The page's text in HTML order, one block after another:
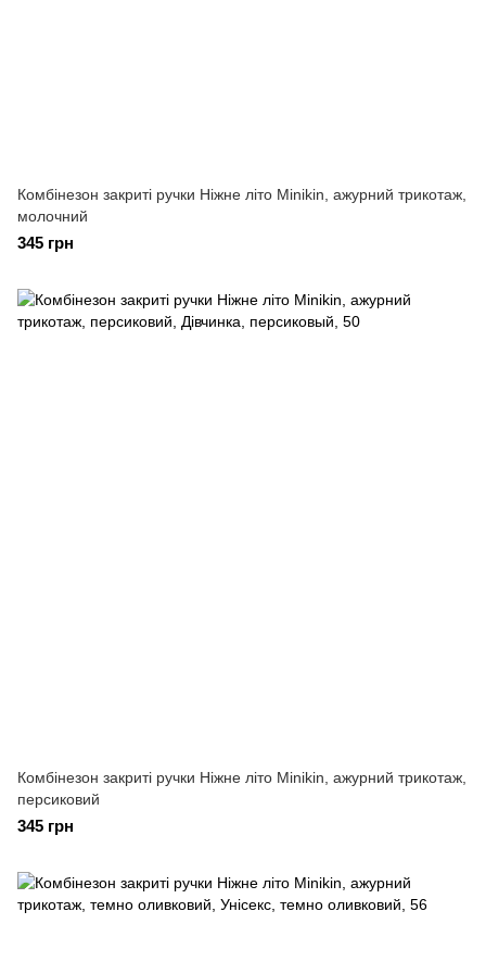
Комбінезон закриті ручки Ніжне літо Minikin, ажурний трикотаж,
молочний
345 грн
Комбінезон закриті ручки Ніжне літо Minikin, ажурний трикотаж,
персиковий
345 грн